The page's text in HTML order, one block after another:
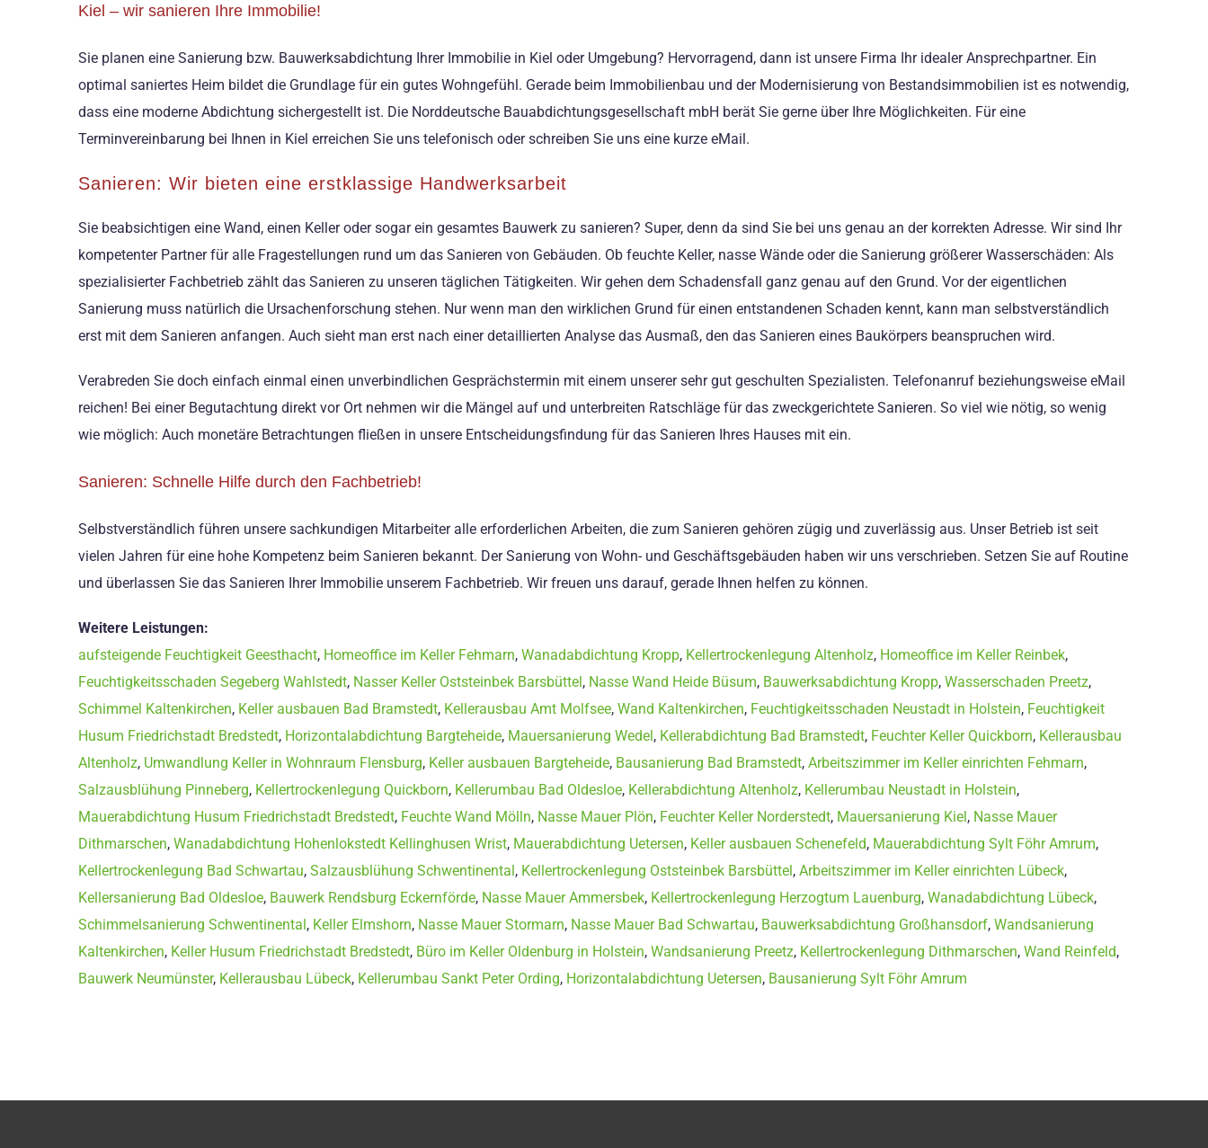
Kiel – wir sanieren Ihre Immobilie!
Sie planen eine Sanierung bzw. Bauwerksabdichtung Ihrer Immobilie in Kiel oder Umgebung? Hervorragend, dann ist unsere Firma Ihr idealer Ansprechpartner. Ein
optimal saniertes Heim bildet die Grundlage für ein gutes Wohngefühl. Gerade beim Immobilienbau und der Modernisierung von Bestandsimmobilien ist es notwendig,
dass eine moderne Abdichtung sichergestellt ist. Die Norddeutsche Bauabdichtungsgesellschaft mbH berät Sie gerne über Ihre Möglichkeiten. Für eine
Terminvereinbarung bei Ihnen in Kiel erreichen Sie uns telefonisch oder schreiben Sie uns eine kurze eMail.
Sanieren: Wir bieten eine erstklassige Handwerksarbeit
Sie beabsichtigen eine Wand, einen Keller oder sogar ein gesamtes Bauwerk zu sanieren? Super, denn da sind Sie bei uns genau an der korrekten Adresse. Wir sind Ihr
kompetenter Partner für alle Fragestellungen rund um das Sanieren von Gebäuden. Ob feuchte Keller, nasse Wände oder die Sanierung größerer Wasserschäden: Als
spezialisierter Fachbetrieb zählt das Sanieren zu unseren täglichen Tätigkeiten. Wir gehen dem Schadensfall ganz genau auf den Grund. Vor der eigentlichen
Sanierung muss natürlich die Ursachenforschung stehen. Nur wenn man den wirklichen Grund für einen entstandenen Schaden kennt, kann man selbstverständlich
erst mit dem Sanieren anfangen. Auch sieht man erst nach einer detaillierten Analyse das Ausmaß, den das Sanieren eines Baukörpers beanspruchen wird.
Verabreden Sie doch einfach einmal einen unverbindlichen Gesprächstermin mit einem unserer sehr gut geschulten Spezialisten. Telefonanruf beziehungsweise eMail
reichen! Bei einer Begutachtung direkt vor Ort nehmen wir die Mängel auf und unterbreiten Ratschläge für das zweckgerichtete Sanieren. So viel wie nötig, so wenig
wie möglich: Auch monetäre Betrachtungen fließen in unsere Entscheidungsfindung für das Sanieren Ihres Hauses mit ein.
Sanieren: Schnelle Hilfe durch den Fachbetrieb!
Selbstverständlich führen unsere sachkundigen Mitarbeiter alle erforderlichen Arbeiten, die zum Sanieren gehören zügig und zuverlässig aus. Unser Betrieb ist seit
vielen Jahren für eine hohe Kompetenz beim Sanieren bekannt. Der Sanierung von Wohn- und Geschäftsgebäuden haben wir uns verschrieben. Setzen Sie auf Routine
und überlassen Sie das Sanieren Ihrer Immobilie unserem Fachbetrieb. Wir freuen uns darauf, gerade Ihnen helfen zu können.
Weitere Leistungen:
aufsteigende Feuchtigkeit Geesthacht, Homeoffice im Keller Fehmarn, Wanadabdichtung Kropp, Kellertrockenlegung Altenholz, Homeoffice im Keller Reinbek,
Feuchtigkeitsschaden Segeberg Wahlstedt, Nasser Keller Oststeinbek Barsbüttel, Nasse Wand Heide Büsum, Bauwerksabdichtung Kropp, Wasserschaden Preetz,
Schimmel Kaltenkirchen, Keller ausbauen Bad Bramstedt, Kellerausbau Amt Molfsee, Wand Kaltenkirchen, Feuchtigkeitsschaden Neustadt in Holstein, Feuchtigkeit
Husum Friedrichstadt Bredstedt, Horizontalabdichtung Bargteheide, Mauersanierung Wedel, Kellerabdichtung Bad Bramstedt, Feuchter Keller Quickborn, Kellerausbau
Altenholz, Umwandlung Keller in Wohnraum Flensburg, Keller ausbauen Bargteheide, Bausanierung Bad Bramstedt, Arbeitszimmer im Keller einrichten Fehmarn,
Salzausblühung Pinneberg, Kellertrockenlegung Quickborn, Kellerumbau Bad Oldesloe, Kellerabdichtung Altenholz, Kellerumbau Neustadt in Holstein,
Mauerabdichtung Husum Friedrichstadt Bredstedt, Feuchte Wand Mölln, Nasse Mauer Plön, Feuchter Keller Norderstedt, Mauersanierung Kiel, Nasse Mauer
Dithmarschen, Wanadabdichtung Hohenlokstedt Kellinghusen Wrist, Mauerabdichtung Uetersen, Keller ausbauen Schenefeld, Mauerabdichtung Sylt Föhr Amrum,
Kellertrockenlegung Bad Schwartau, Salzausblühung Schwentinental, Kellertrockenlegung Oststeinbek Barsbüttel, Arbeitszimmer im Keller einrichten Lübeck,
Kellersanierung Bad Oldesloe, Bauwerk Rendsburg Eckernförde, Nasse Mauer Ammersbek, Kellertrockenlegung Herzogtum Lauenburg, Wanadabdichtung Lübeck,
Schimmelsanierung Schwentinental, Keller Elmshorn, Nasse Mauer Stormarn, Nasse Mauer Bad Schwartau, Bauwerksabdichtung Großhansdorf, Wandsanierung
Kaltenkirchen, Keller Husum Friedrichstadt Bredstedt, Büro im Keller Oldenburg in Holstein, Wandsanierung Preetz, Kellertrockenlegung Dithmarschen, Wand Reinfeld,
Bauwerk Neumünster, Kellerausbau Lübeck, Kellerumbau Sankt Peter Ording, Horizontalabdichtung Uetersen, Bausanierung Sylt Föhr Amrum